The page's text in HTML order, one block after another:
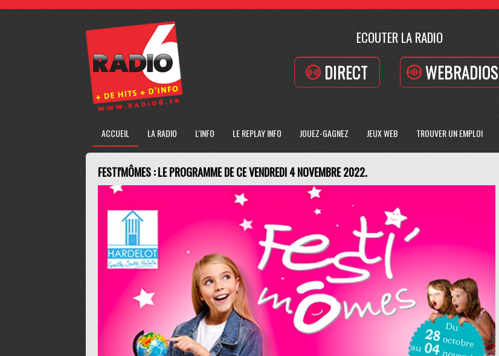
ECOUTER LA RADIO
DIRECT WEBRADIOS
ACCUEIL LA RADIO L'INFO LE REPLAY INFO JOUEZ-GAGNEZ JEUX WEB TROUVER UN EMPLOI
FESTI'MÔMES : LE PROGRAMME DE CE VENDREDI 4 NOVEMBRE 2022.